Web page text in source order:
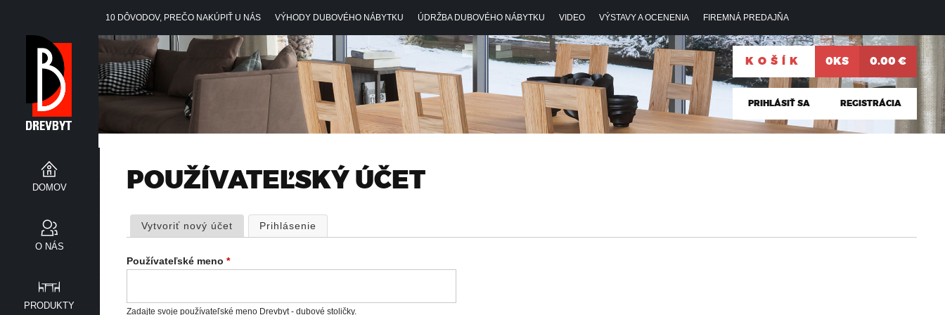
Jump to navigation
DOMOV
O NÁS
PRODUKTY
stolíky a lavice
10 DÔVODOV, PREČO NAKÚPIŤ U NÁS VÝHODY DUBOVÉHO NÁBYTKU ÚDRŽBA DUBOVÉHO NÁBYTKU VIDEO VÝSTAVY A OCENENIA FIREMNÁ PREDAJŇA
KOŠÍK 0KS 0.00 €
PRIHLÁSIŤ SA REGISTRÁCIA
POUŽÍVATEĽSKÝ ÚČET
P
Vytvoriť nový účet Prihlásenie
Používateľské meno *
Zadajte svoje používateľské meno Drevbyt - dubové stoličky.